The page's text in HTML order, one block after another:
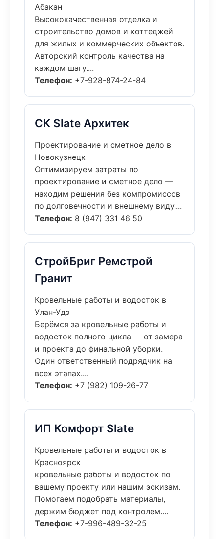
Абакан
Высококачественная отделка и
строительство домов и коттеджей
для жилых и коммерческих объектов.
Авторский контроль качества на
каждом шагу....
Телефон: +7-928-874-24-84
СК Slate Архитек
Проектирование и сметное дело в
Новокузнецк
Оптимизируем затраты по
проектирование и сметное дело —
находим решения без компромиссов
по долговечности и внешнему виду....
Телефон: 8 (947) 331 46 50
СтройБриг Ремстрой
Гранит
Кровельные работы и водосток в
Улан-Удэ
Берёмся за кровельные работы и
водосток полного цикла — от замера
и проекта до финальной уборки.
Один ответственный подрядчик на
всех этапах....
Телефон: +7 (982) 109-26-77
ИП Комфорт Slate
Кровельные работы и водосток в
Красноярск
кровельные работы и водосток по
вашему проекту или нашим эскизам.
Помогаем подобрать материалы,
держим бюджет под контролем....
Телефон: +7-996-489-32-25